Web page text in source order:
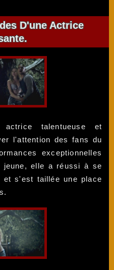
D'une Actrice
talentueuse et
l'attention des fans du
exceptionnelles
jeune, elle a réussi à se
et s'est taillée une place